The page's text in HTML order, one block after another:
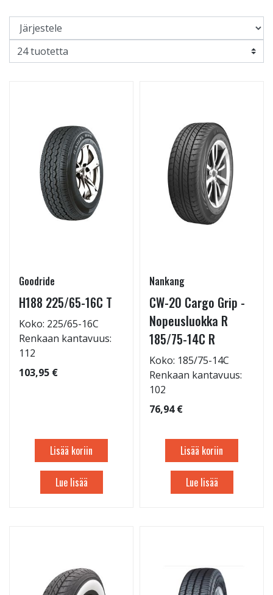
Goodride
H188 225/65-16C T
Koko: 225/65-16C
Renkaan kantavuus:
112
103,95 €
Lisää koriin
Lue lisää
Nankang
CW-20 Cargo Grip -
Nopeusluokka R
185/75-14C R
Koko: 185/75-14C
Renkaan kantavuus:
102
76,94 €
Lisää koriin
Lue lisää